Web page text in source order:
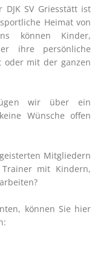
SV Griesstätt ist
Heimat von
können Kinder,
ihre persönliche
oder mit der ganzen
wir über ein
Wünsche offen
Mitgliedern
mit Kindern,
können Sie hier